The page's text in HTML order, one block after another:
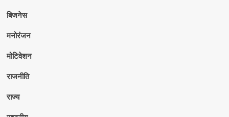
बिजनेस
मनोरंजन
मोटिवेशन
राजनीति
राज्य